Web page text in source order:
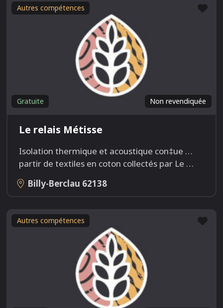
Autres compétences
Non revendiquée
Gratuite
Le relais Métisse
Isolation thermique et acoustique con‡ue …
partir de textiles en coton collectés par Le …
Billy-Berclau 62138
Autres compétences